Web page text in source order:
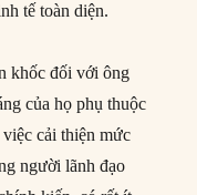
tế toàn diện.
khốc đối với ông
của họ phụ thuộc
cải thiện mức
người lãnh đạo